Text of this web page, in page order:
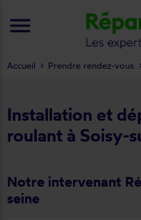
Installation et
roulant à Soisy-
Notre intervenant
seine
Accueil Prendre rendez-vous
menu